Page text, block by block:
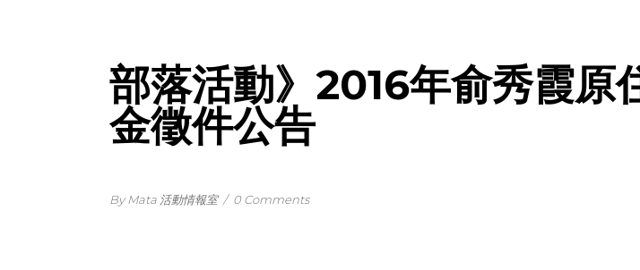
部落活動》2016年俞秀霞原
金徵件公告
By Mata 活動情報室 / 0 Comments